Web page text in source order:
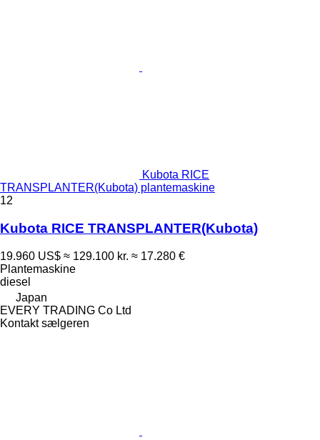
Kubota RICE
TRANSPLANTER(Kubota) plantemaskine
12
Kubota RICE TRANSPLANTER(Kubota)
19.960 US$ ≈ 129.100 kr. ≈ 17.280 €
Plantemaskine
diesel
Japan
EVERY TRADING Co Ltd
Kontakt sælgeren